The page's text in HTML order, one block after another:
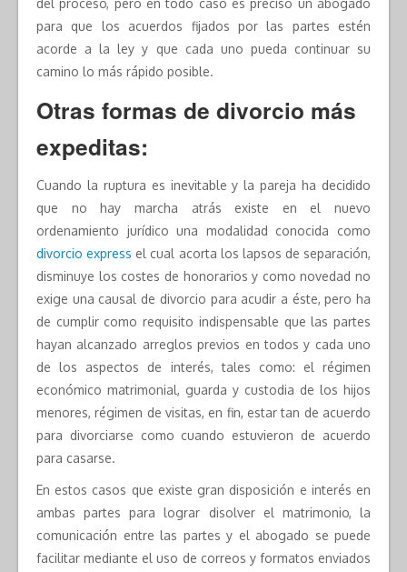
del proceso, pero en todo caso es preciso un abogado
para que los acuerdos fijados por las partes estén
acorde a la ley y que cada uno pueda continuar su
camino lo más rápido posible.
Otras formas de divorcio más
expeditas:
Cuando la ruptura es inevitable y la pareja ha decidido
que no hay marcha atrás existe en el nuevo
ordenamiento jurídico una modalidad conocida como
divorcio express el cual acorta los lapsos de separación,
disminuye los costes de honorarios y como novedad no
exige una causal de divorcio para acudir a éste, pero ha
de cumplir como requisito indispensable que las partes
hayan alcanzado arreglos previos en todos y cada uno
de los aspectos de interés, tales como: el régimen
económico matrimonial, guarda y custodia de los hijos
menores, régimen de visitas, en fin, estar tan de acuerdo
para divorciarse como cuando estuvieron de acuerdo
para casarse.
En estos casos que existe gran disposición e interés en
ambas partes para lograr disolver el matrimonio, la
comunicación entre las partes y el abogado se puede
facilitar mediante el uso de correos y formatos enviados